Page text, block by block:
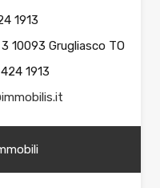
1913
10093 Grugliasco TO
1913